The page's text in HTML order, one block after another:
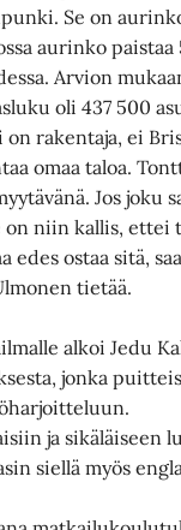
Se on
aurinko paistaa
Arvion
oli 437 500
on rakentaja, ei
omaa taloa.
Jos joku
on niin kallis, ettei
edes ostaa sitä,
tietää.
alkoi Jedu
jonka
ja sikäläiseen
siellä myös